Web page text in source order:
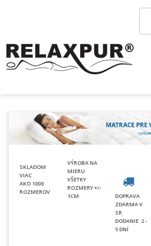
SKLADOM
VIAC
AKO 1000
ROZMEROV
VÝROBA NA
MIERU
VŠETKY
ROZMERY +/-
1CM
DOPRAVA
ZDARMA V
SR
DODANIE 2 -
5 DNÍ